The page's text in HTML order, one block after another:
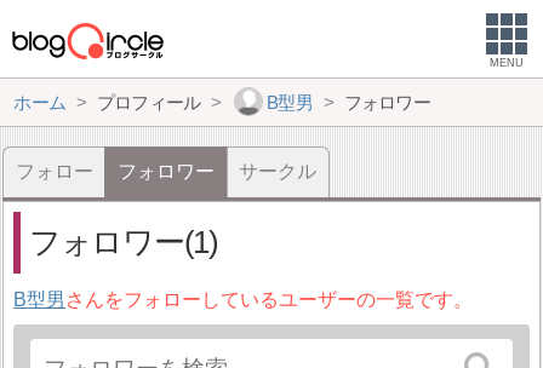
MENU
ホーム プロフィール B型男 フォロワー
フォロー フォロワー サークル
フォロワー(1)
B型男 さんをフォローしているユーザーの一覧です。